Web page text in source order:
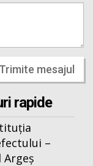
Trimite mesajul
rapide
–
Argeș